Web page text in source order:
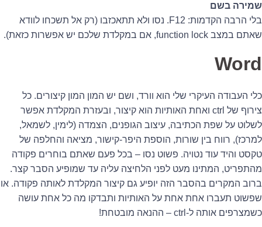
שמירה בשם
בלי הרבה הקדמות: F12. נסו ולא תתאכזבו (רק אל תשכחו לוודא
שאתם במצב function lock, אם במקלדת שלכם יש אפשרות כזאת).
Word
כלי העבודה העיקרי שלי הוא וורד, ושם יש המון המון קיצורים. כל
צירוף של ctrl ואחת האותיות הוא קיצור, ובעזרת המקלדת אפשר
לשלוט על שפת הכתיבה, עיצוב הגופנים, הצמדה (לימין, לשמאל,
למרכז), רווח בין שורות, הוספת היפר-קישור, מציאה והחלפה של
טקסט והיד עוד נטויה. פשוט נסו – בכל פעם שאתם בוחרים פקודה
מהתפריט, המתינו מעט לפני הלחיצה עליה עד שמופיע הסבר קצר.
ברוב המקרים בהסבר הזה יופיע גם קיצור המקלדת לאותה פקודה. או
שפשוט תעברו אחת אחת על האותיות ותבדקו מה כל אחת עושה
כשמצרפים אותה ל-ctrl – ההנאה מובטחת!